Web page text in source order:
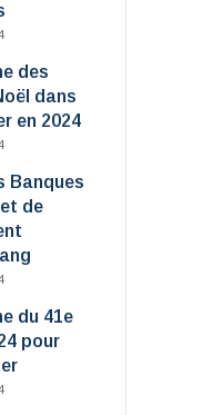
des
dans
en 2024
Banques
de
du 41e
pour